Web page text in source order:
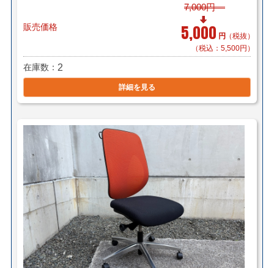
販売価格
7,000円
5,000 円 （税抜）
（税込：5,500円）
在庫数 2
詳細を見る